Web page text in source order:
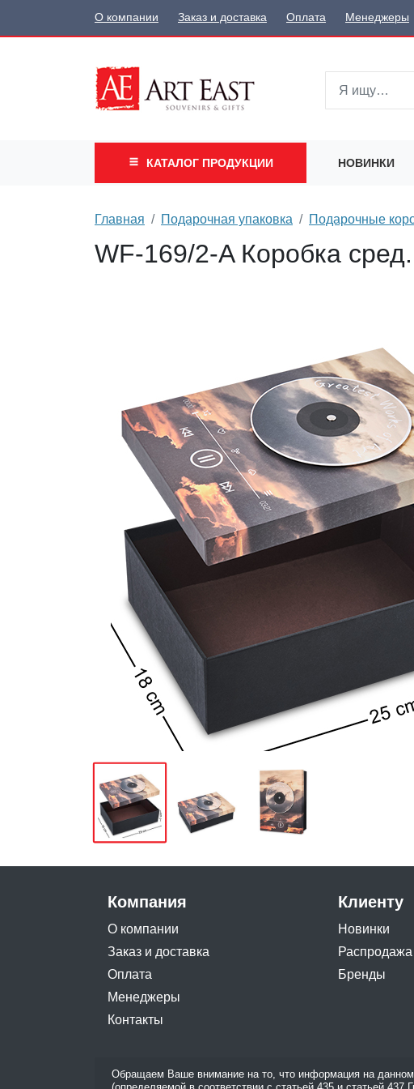
О компании Заказ и доставка Оплата Менеджеры
КАТАЛОГ ПРОДУКЦИИ НОВИНКИ
Главная Подарочная упаковка Подарочные
WF-169/2-A Коробка
Компания
О компании
Заказ и доставка
Оплата
Менеджеры
Контакты
Клиенту
Новинки
Распродажа
Бренды
Обращаем Ваше внимание на то, что информация на